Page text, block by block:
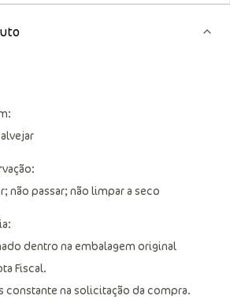
não passar; não limpar a seco
dentro na embalagem original
Fiscal.
constante na solicitação da compra.